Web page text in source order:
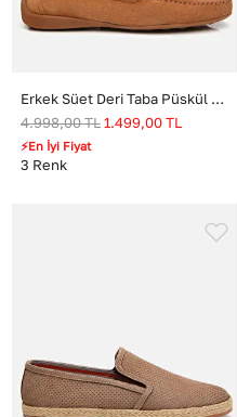
Erkek Süet Deri Taba Püskül Detaylı Günlük Loafer
4.998,00TL 1.499,00 TL
⚡En İyi Fiyat
3 Renk